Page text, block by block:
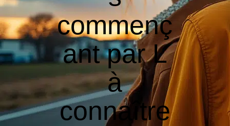
commenç
ant par L
à
connaître